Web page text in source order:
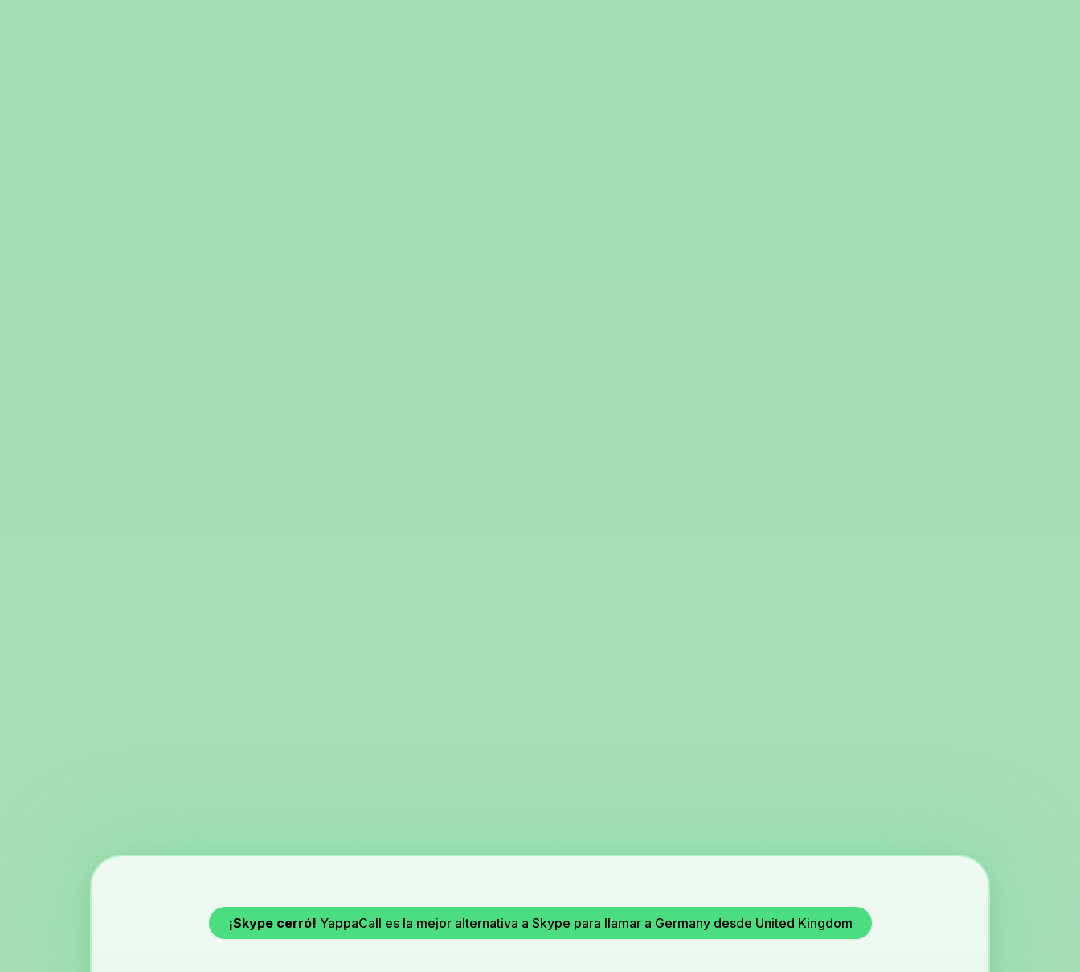
¡Skype cerró! YappaCall es la mejor alternativa a Skype para llamar a Germany desde United Kingdom